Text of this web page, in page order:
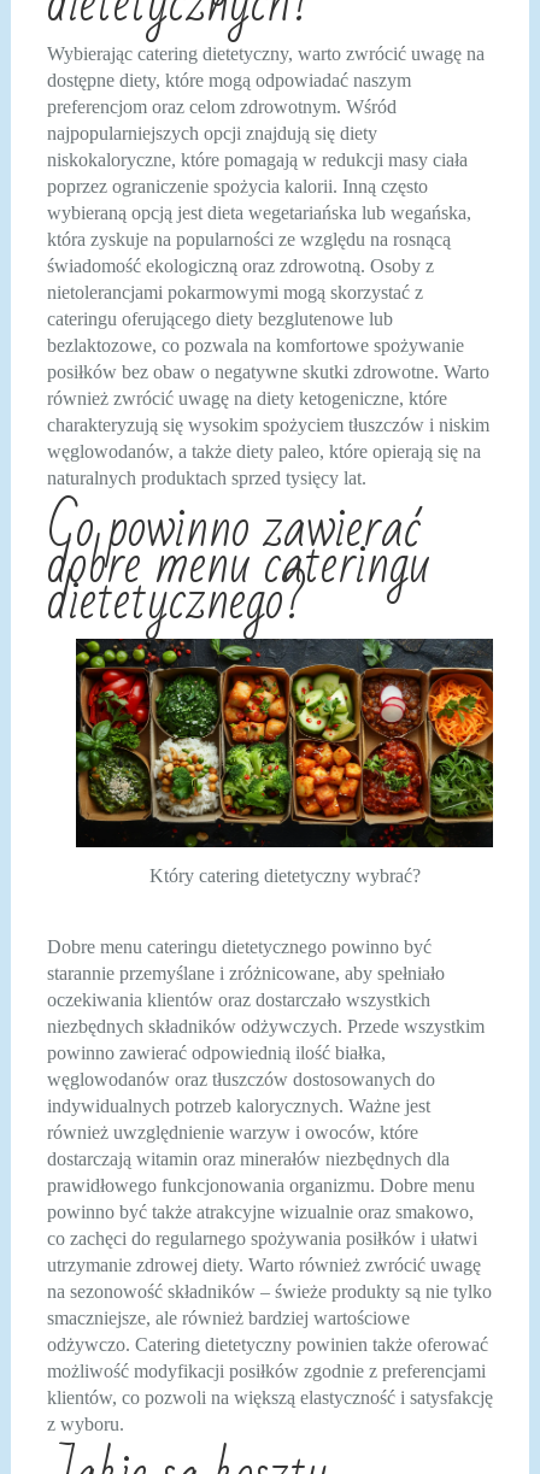
Wybierając catering dietetyczny, warto zwrócić uwagę na
dostępne diety, które mogą odpowiadać naszym
preferencjom oraz celom zdrowotnym. Wśród
najpopularniejszych opcji znajdują się diety
niskokaloryczne, które pomagają w redukcji masy ciała
poprzez ograniczenie spożycia kalorii. Inną często
wybieraną opcją jest dieta wegetariańska lub wegańska,
która zyskuje na popularności ze względu na rosnącą
świadomość ekologiczną oraz zdrowotną. Osoby z
nietolerancjami pokarmowymi mogą skorzystać z
cateringu oferującego diety bezglutenowe lub
bezlaktozowe, co pozwala na komfortowe spożywanie
posiłków bez obaw o negatywne skutki zdrowotne. Warto
również zwrócić uwagę na diety ketogeniczne, które
charakteryzują się wysokim spożyciem tłuszczów i niskim
węglowodanów, a także diety paleo, które opierają się na
naturalnych produktach sprzed tysięcy lat.
Co powinno zawierać
dobre menu cateringu
dietetycznego?
Który catering dietetyczny wybrać?
Dobre menu cateringu dietetycznego powinno być
starannie przemyślane i zróżnicowane, aby spełniało
oczekiwania klientów oraz dostarczało wszystkich
niezbędnych składników odżywczych. Przede wszystkim
powinno zawierać odpowiednią ilość białka,
węglowodanów oraz tłuszczów dostosowanych do
indywidualnych potrzeb kalorycznych. Ważne jest
również uwzględnienie warzyw i owoców, które
dostarczają witamin oraz minerałów niezbędnych dla
prawidłowego funkcjonowania organizmu. Dobre menu
powinno być także atrakcyjne wizualnie oraz smakowo,
co zachęci do regularnego spożywania posiłków i ułatwi
utrzymanie zdrowej diety. Warto również zwrócić uwagę
na sezonowość składników – świeże produkty są nie tylko
smaczniejsze, ale również bardziej wartościowe
odżywczo. Catering dietetyczny powinien także oferować
możliwość modyfikacji posiłków zgodnie z preferencjami
klientów, co pozwoli na większą elastyczność i satysfakcję
z wyboru.